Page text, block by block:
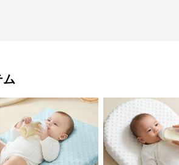
ム